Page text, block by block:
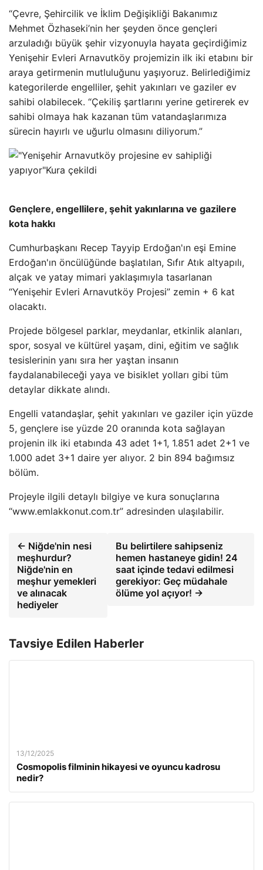
“Çevre, Şehircilik ve İklim Değişikliği Bakanımız
Mehmet Özhaseki’nin her şeyden önce gençleri
arzuladığı büyük şehir vizyonuyla hayata geçirdiğimiz
Yenişehir Evleri Arnavutköy projemizin ilk iki etabını bir
araya getirmenin mutluluğunu yaşıyoruz. Belirlediğimiz
kategorilerde engelliler, şehit yakınları ve gaziler ev
sahibi olabilecek. “Çekiliş şartlarını yerine getirerek ev
sahibi olmaya hak kazanan tüm vatandaşlarımıza
sürecin hayırlı ve uğurlu olmasını diliyorum.”
Gençlere, engellilere, şehit yakınlarına ve gazilere
kota hakkı
Cumhurbaşkanı Recep Tayyip Erdoğan'ın eşi Emine
Erdoğan'ın öncülüğünde başlatılan, Sıfır Atık altyapılı,
alçak ve yatay mimari yaklaşımıyla tasarlanan
“Yenişehir Evleri Arnavutköy Projesi” zemin + 6 kat
olacaktı.
Projede bölgesel parklar, meydanlar, etkinlik alanları,
spor, sosyal ve kültürel yaşam, dini, eğitim ve sağlık
tesislerinin yanı sıra her yaştan insanın
faydalanabileceği yaya ve bisiklet yolları gibi tüm
detaylar dikkate alındı.
Engelli vatandaşlar, şehit yakınları ve gaziler için yüzde
5, gençlere ise yüzde 20 oranında kota sağlayan
projenin ilk iki etabında 43 adet 1+1, 1.851 adet 2+1 ve
1.000 adet 3+1 daire yer alıyor. 2 bin 894 bağımsız
bölüm.
Projeyle ilgili detaylı bilgiye ve kura sonuçlarına
“www.emlakkonut.com.tr” adresinden ulaşılabilir.
← Niğde'nin nesi
meşhurdur?
Niğde'nin en
meşhur yemekleri
ve alınacak
hediyeler
Bu belirtilere sahipseniz
hemen hastaneye gidin! 24
saat içinde tedavi edilmesi
gerekiyor: Geç müdahale
ölüme yol açıyor! →
Tavsiye Edilen Haberler
13/12/2025
Cosmopolis filminin hikayesi ve oyuncu kadrosu
nedir?